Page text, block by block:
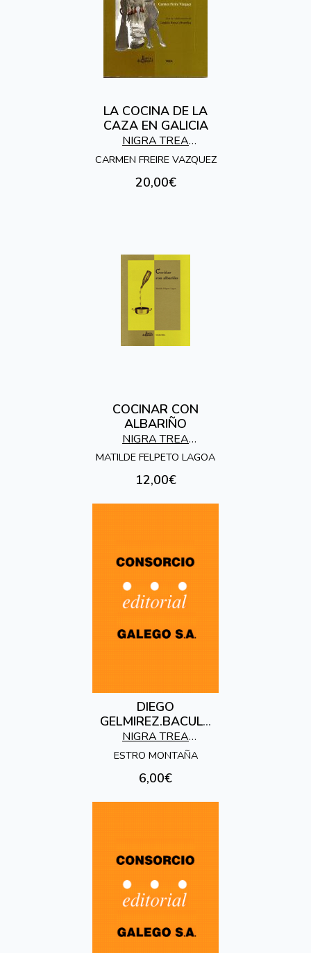
LA COCINA DE LA
CAZA EN GALICIA
NIGRA TREA
EDICIONES
CARMEN FREIRE VAZQUEZ
20,00€
COCINAR CON
ALBARIÑO
NIGRA TREA
EDICIONES
MATILDE FELPETO LAGOA
12,00€
DIEGO
GELMIREZ.BACULO
DE GLORIA DE
COMPOSTELA
NIGRA TREA
EDICIONES
ESTRO MONTAÑA
6,00€